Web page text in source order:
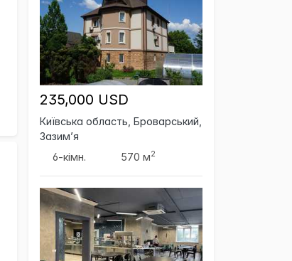
235,000 USD
Київська область, Броварський,
Зазим’я
6-кімн.
570 м2